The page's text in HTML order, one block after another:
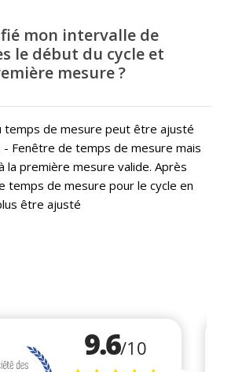
mon intervalle de
le début du cycle et
mesure ?
temps de mesure peut être ajusté
Fenêtre de temps de mesure mais
la première mesure valide. Après
temps de mesure pour le cycle en
être ajusté